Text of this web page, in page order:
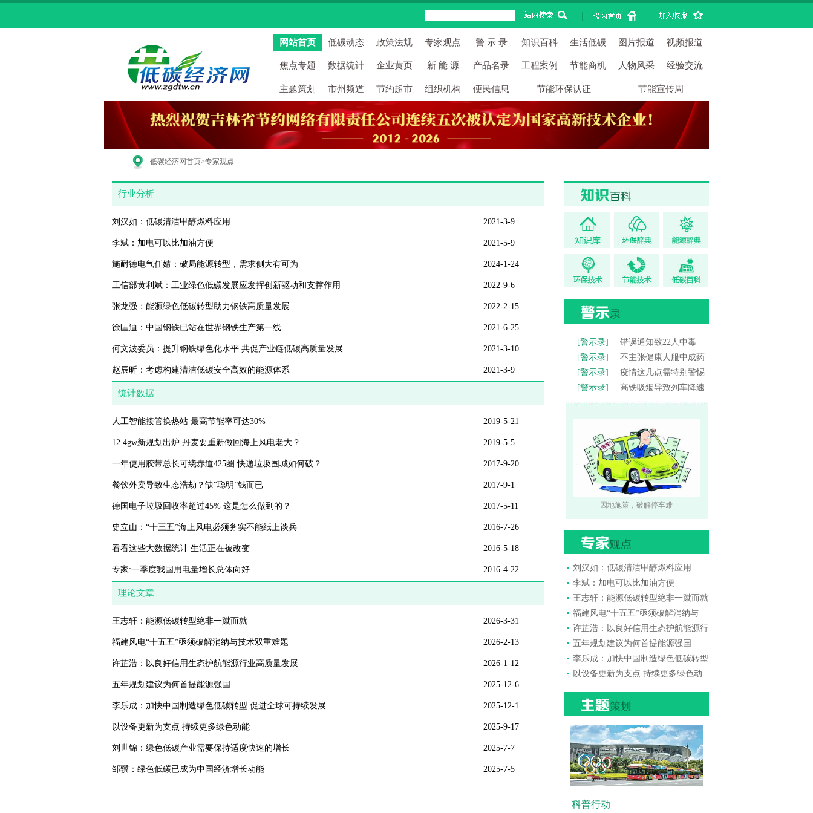
| |
网站首页 低碳动态 政策法规 专家观点 警 示 录 知识百科 生活低碳 图片报道 视频报道
焦点专题 数据统计 企业黄页 新 能 源 产品名录 工程案例 节能商机 人物风采 经验交流
主题策划 市州频道 节约超市 组织机构 便民信息 节能环保认证 节能宣传周
低碳经济网首页>专家观点
行业分析
刘汉如：低碳清洁甲醇燃料应用 2021-3-9
李斌：加电可以比加油方便 2021-5-9
施耐德电气任婧：破局能源转型，需求侧大有可为 2024-1-24
工信部黄利斌：工业绿色低碳发展应发挥创新驱动和支撑作用 2022-9-6
张龙强：能源绿色低碳转型助力钢铁高质量发展 2022-2-15
徐匡迪：中国钢铁已站在世界钢铁生产第一线 2021-6-25
何文波委员：提升钢铁绿色化水平 共促产业链低碳高质量发展 2021-3-10
赵辰昕：考虑构建清洁低碳安全高效的能源体系 2021-3-9
统计数据
人工智能接管换热站 最高节能率可达30% 2019-5-21
12.4gw新规划出炉 丹麦要重新做回海上风电老大？ 2019-5-5
一年使用胶带总长可绕赤道425圈 快递垃圾围城如何破？ 2017-9-20
餐饮外卖导致生态浩劫？缺“聪明”钱而已 2017-9-1
德国电子垃圾回收率超过45% 这是怎么做到的？ 2017-5-11
史立山：“十三五”海上风电必须务实不能纸上谈兵 2016-7-26
看看这些大数据统计 生活正在被改变 2016-5-18
专家:一季度我国用电量增长总体向好 2016-4-22
理论文章
王志轩：能源低碳转型绝非一蹴而就 2026-3-31
福建风电“十五五”亟须破解消纳与技术双重难题 2026-2-13
许芷浩：以良好信用生态护航能源行业高质量发展 2026-1-12
五年规划建议为何首提能源强国 2025-12-6
李乐成：加快中国制造绿色低碳转型 促进全球可持续发展 2025-12-1
以设备更新为支点 持续更多绿色动能 2025-9-17
刘世锦：绿色低碳产业需要保持适度快速的增长 2025-7-7
邹骥：绿色低碳已成为中国经济增长动能 2025-7-5
[警示录]
错误通知致22人中毒
[警示录]
不主张健康人服中成药
[警示录]
疫情这几点需特别警惕
[警示录]
高铁吸烟导致列车降速
因地施策，破解停车难
刘汉如：低碳清洁甲醇燃料应用
李斌：加电可以比加油方便
王志轩：能源低碳转型绝非一蹴而就
福建风电“十五五”亟须破解消纳与
许芷浩：以良好信用生态护航能源行
五年规划建议为何首提能源强国
李乐成：加快中国制造绿色低碳转型
以设备更新为支点 持续更多绿色动
科普行动